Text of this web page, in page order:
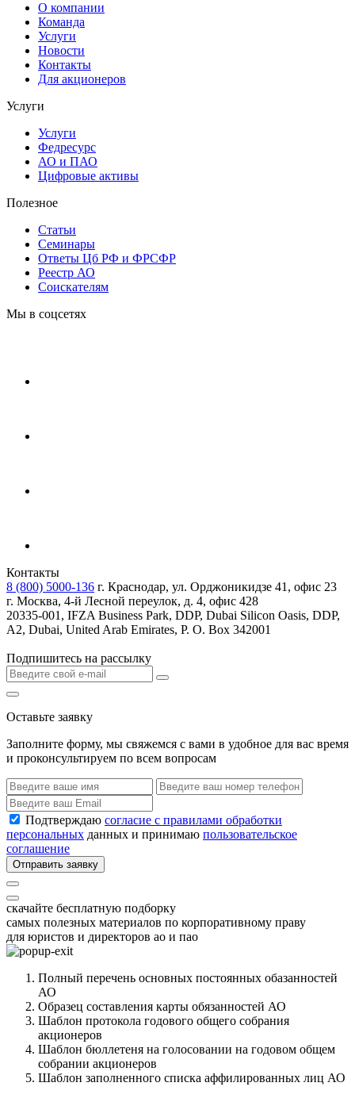
О компании
Команда
Услуги
Новости
Контакты
Для акционеров
Услуги
Услуги
Федресурс
АО и ПАО
Цифровые активы
Полезное
Статьи
Cеминары
Ответы Цб РФ и ФРСФР
Реестр АО
Соискателям
Мы в соцсетях
Контакты
8 (800) 5000-136 г. Краснодар, ул. Орджоникидзе 41, офис 23
г. Москва, 4-й Лесной переулок, д. 4, офис 428
20335-001, IFZA Business Park, DDP, Dubai Silicon Oasis, DDP,
A2, Dubai, United Arab Emirates, P. O. Box 342001
Подпишитесь на рассылку
Оставьте заявку
Заполните форму, мы свяжемся с вами в удобное для вас время
и проконсультируем по всем вопросам
Подтверждаю согласие с правилами обработки
персональных данных и принимаю пользовательское
соглашение
Отправить заявку
скачайте бесплатную подборку
самых полезных материалов по корпоративному праву
для юристов и директоров ао и пао
Полный перечень основных постоянных обазанностей
АО
Образец составления карты обязанностей АО
Шаблон протокола годового общего собрания
акционеров
Шаблон бюллетеня на голосовании на годовом общем
собрании акционеров
Шаблон заполненного списка аффилированных лиц АО